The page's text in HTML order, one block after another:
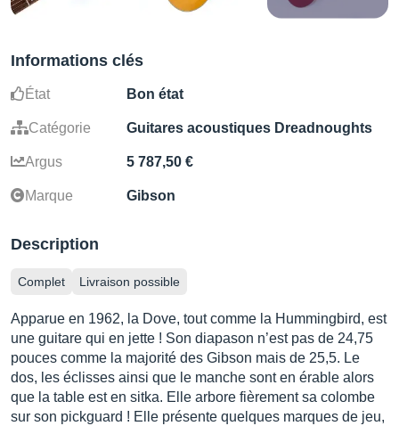
Informations clés
État Bon état
Catégorie Guitares acoustiques Dreadnoughts
Argus 5 787,50 €
Marque Gibson
Description
Complet Livraison possible
Apparue en 1962, la Dove, tout comme la Hummingbird, est
une guitare qui en jette ! Son diapason n’est pas de 24,75
pouces comme la majorité des Gibson mais de 25,5. Le
dos, les éclisses ainsi que le manche sont en érable alors
que la table est en sitka. Elle arbore fièrement sa colombe
sur son pickguard ! Elle présente quelques marques de jeu,